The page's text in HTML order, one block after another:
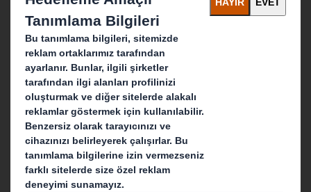
IP & DS Smith Kombinasyonu
Ürünler & Servisler
Sürdürülebilirlik
Basında Biz
Kariyer
Ne Yapıyoruz